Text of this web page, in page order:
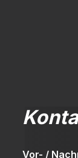
Vor- /